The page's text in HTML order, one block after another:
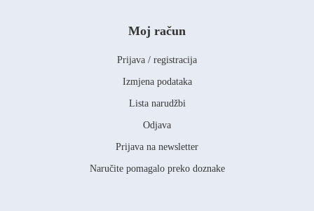
Moj račun
Prijava / registracija
Izmjena podataka
Lista narudžbi
Odjava
Prijava na newsletter
Naručite pomagalo preko doznake